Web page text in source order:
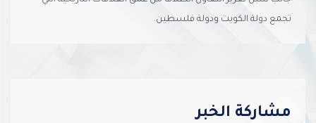
تجمع دولة الكويت ودولة فلسطين.
مشاركة الخبر